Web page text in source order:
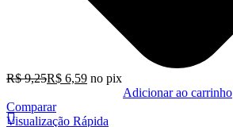
R$9,25R$ 6,59 no pix
Adicionar ao carrinho
Comparar
Visualização Rápida